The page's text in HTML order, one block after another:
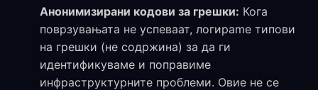
Анонимизирани кодови за грешки: Кога
поврзувањата не успеваат, логираme типови
на грешки (не содржина) за да ги
идентификуваме и поправиме
инфраструктурните проблеми. Овие не се